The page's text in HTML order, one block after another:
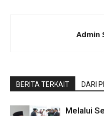
Admin
BERITA TERKAIT DARI
Melalui